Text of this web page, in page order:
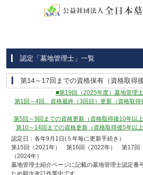
認定「墓地管理士」一覧
第14～17回までの資格保有（資格取得
■第19回（2025年度）墓地管理
第1回～4回、資格最終（3回目）更新（資格取得
第5回～9回までの資格更新（資格取得後10年以
第10～14回までの資格更新（資格取得後5年以
認定日：各年9月1日(５年毎に更新手続き）
第15回（2021年） 第16回（2022年） 第17回
（2024年）
墓地管理士紹介ページに記載の墓地管理士認定番
ため順次改訂作業中です。